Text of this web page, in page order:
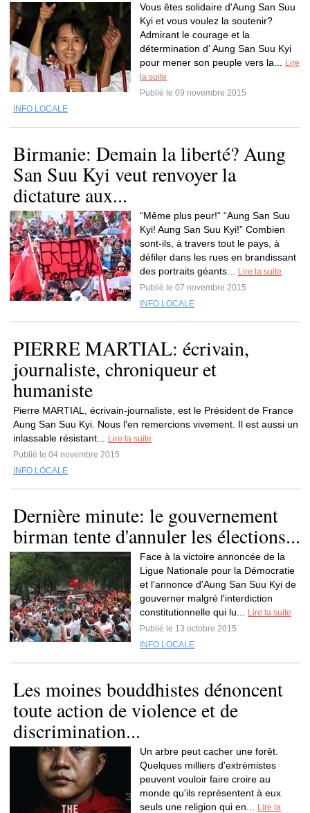
Vous êtes solidaire d'Aung San Suu
Kyi et vous voulez la soutenir?
Admirant le courage et la
détermination d' Aung San Suu Kyi
pour mener son peuple vers la...
Lire
la suite
Publié le 09 novembre 2015
INFO LOCALE
Birmanie: Demain la liberté? Aung
San Suu Kyi veut renvoyer la
dictature aux...
“Même plus peur!“ “Aung San Suu
Kyi! Aung San Suu Kyi!” Combien
sont-ils, à travers tout le pays, à
défiler dans les rues en brandissant
des portraits géants...
Lire la suite
Publié le 07 novembre 2015
INFO LOCALE
PIERRE MARTIAL: écrivain,
journaliste, chroniqueur et
humaniste
Pierre MARTIAL, écrivain-journaliste, est le Président de France
Aung San Suu Kyi. Nous l'en remercions vivement. Il est aussi un
inlassable résistant...
Lire la suite
Publié le 04 novembre 2015
INFO LOCALE
Dernière minute: le gouvernement
birman tente d'annuler les élections...
Face à la victoire annoncée de la
Ligue Nationale pour la Démocratie
et l'annonce d'Aung San Suu Kyi de
gouverner malgré l'interdiction
constitutionnelle qui lu...
Lire la suite
Publié le 13 octobre 2015
INFO LOCALE
Les moines bouddhistes dénoncent
toute action de violence et de
discrimination...
Un arbre peut cacher une forêt.
Quelques milliers d'extrémistes
peuvent vouloir faire croire au
monde qu'ils représentent à eux
seuls une religion qui en...
Lire la